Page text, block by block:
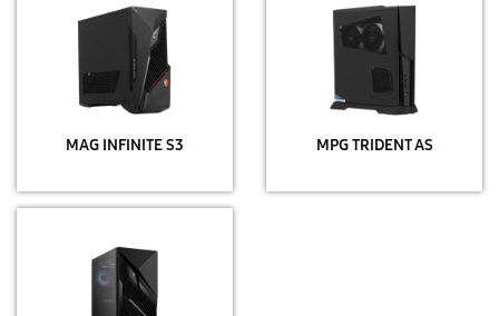
MAG INFINITE S3 MPG TRIDENT AS